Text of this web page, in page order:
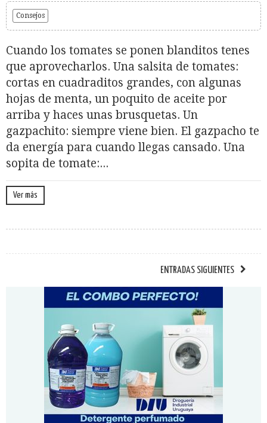
Consejos
Cuando los tomates se ponen blanditos tenes
que aprovecharlos. Una salsita de tomates:
cortas en cuadraditos grandes, con algunas
hojas de menta, un poquito de aceite por
arriba y haces unas brusquetas. Un
gazpachito: siempre viene bien. El gazpacho te
da energía para cuando llegas cansado. Una
sopita de tomate:...
Ver más
ENTRADAS SIGUIENTES